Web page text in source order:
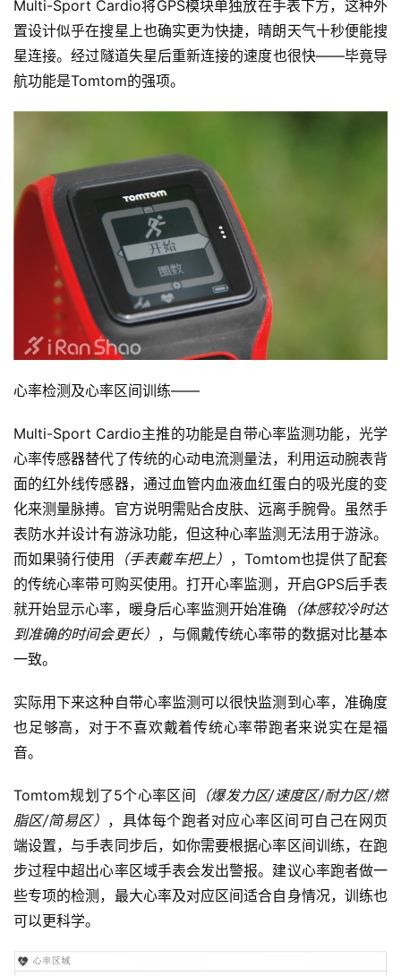
Multi-Sport Cardio将GPS模块单独放在手表下方，这种外
置设计似乎在搜星上也确实更为快捷，晴朗天气十秒便能搜
星连接。经过隧道失星后重新连接的速度也很快——毕竟导
航功能是Tomtom的强项。
心率检测及心率区间训练——
Multi-Sport Cardio主推的功能是自带心率监测功能， 光学
心率传感器替代了传统的心动电流测量法，利用运动腕表背
面的红外线传感器，通过血管内血液血红蛋白的吸光度的变
化来测量脉搏。 官方说明需贴合皮肤、远离手腕骨。虽然手
表防水并设计有游泳功能，但这种心率监测无法用于游泳。
而如果骑行使用
（手表戴车把上） ，Tomtom也提供了配套
的传统心率带可购买使用。打开心率监测，开启GPS后手表
就开始显示心率，暖身后心率监测开始准确 （体感较冷时达
到准确的时间会更长） ，与佩戴传统心率带的数据对比基本
一致。
实际用下来这种自带心率监测可以很快监测到心率，准确度
也足够高，对于不喜欢戴着传统心率带跑者来说实在是福
音。
Tomtom规划了5个心率区间 （爆发力区/速度区/耐力区/燃
脂区/简易区） ，具体每个跑者对应心率区间可自己在网页
端设置，与手表同步后，如你需要根据心率区间训练，在跑
步过程中超出心率区域手表会发出警报。建议心率跑者做一
些专项的检测，最大心率及对应区间适合自身情况，训练也
可以更科学。